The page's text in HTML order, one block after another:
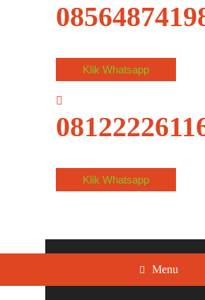
Klik Whatsapp
Klik Whatsapp
Menu